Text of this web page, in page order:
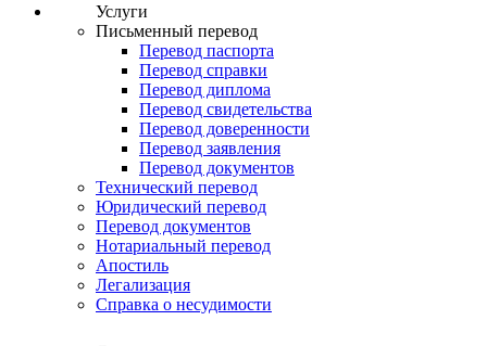
Услуги
Письменный перевод
Перевод паспорта
Перевод справки
Перевод диплома
Перевод свидетельства
Перевод доверенности
Перевод заявления
Перевод документов
Технический перевод
Юридический перевод
Перевод документов
Нотариальный перевод
Апостиль
Легализация
Справка о несудимости